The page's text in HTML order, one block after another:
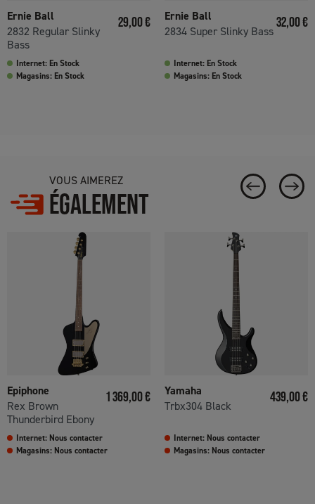
Ernie Ball
2832 Regular Slinky
Bass
Prix
29,00 €
Internet: En Stock
Magasins: En Stock
Ernie Ball
2834 Super Slinky Bass
Prix
32,00 €
Internet: En Stock
Magasins: En Stock
VOUS AIMEREZ
ÉGALEMENT
Epiphone
Rex Brown
Thunderbird Ebony
Prix
1 369,00 €
Internet: Nous contacter
Magasins: Nous contacter
Yamaha
Trbx304 Black
Prix
439,00 €
Internet: Nous contacter
Magasins: Nous contacter